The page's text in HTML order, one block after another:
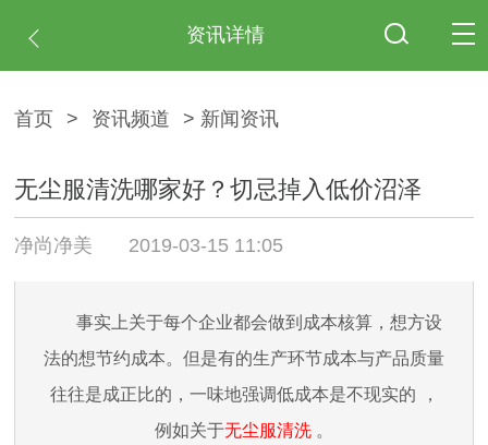
资讯详情
首页 > 资讯频道 > 新闻资讯
无尘服清洗哪家好？切忌掉入低价沼泽
净尚净美 2019-03-15 11:05
事实上关于每个企业都会做到成本核算，想方设
法的想节约成本。但是有的生产环节成本与产品质量
往往是成正比的，一味地强调低成本是不现实的
，
例如关于无尘服清洗 。